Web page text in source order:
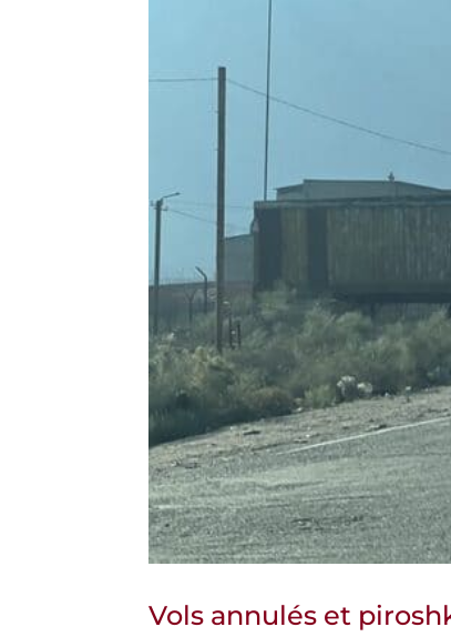
Vols annulés et